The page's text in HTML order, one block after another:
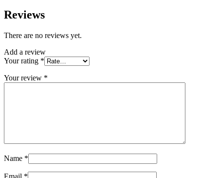
Reviews
There are no reviews yet.
Add a review
Your rating *
Your review *
Name *
Email *